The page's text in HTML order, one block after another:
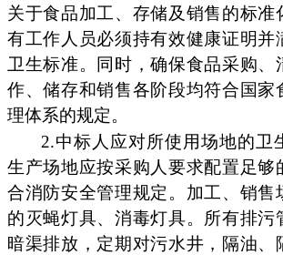
关于食品加工、存储及销售的标准
有工作人员必须持有效健康证明并
卫生标准。同时，确保食品采购、
作、储存和销售各阶段均符合国家
理体系的规定。
2.中标人应对所使用场地的卫
生产场地应按采购人要求配置足够
合消防安全管理规定。加工、销售
的灭蝇灯具、消毒灯具。所有排污
暗渠排放，定期对污水井，隔油、